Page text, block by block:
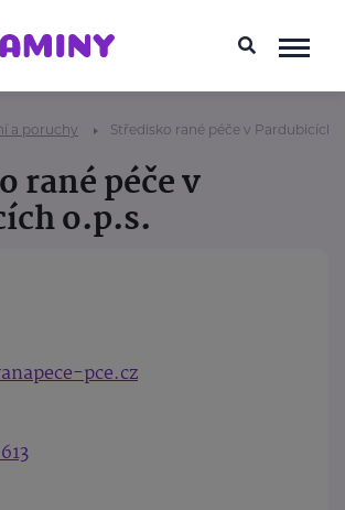
a poruchy Středisko rané péče v Pardubicích
rané péče v
o.p.s.
pce.cz